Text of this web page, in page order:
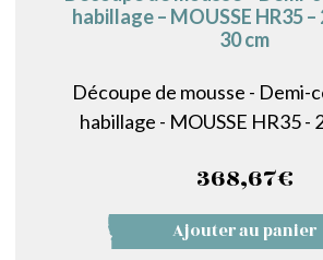
habillage – MOUSSE HR35 –
30 cm
Découpe de mousse - Demi-
habillage - MOUSSE HR35 -
368,67€
Ajouter au panier